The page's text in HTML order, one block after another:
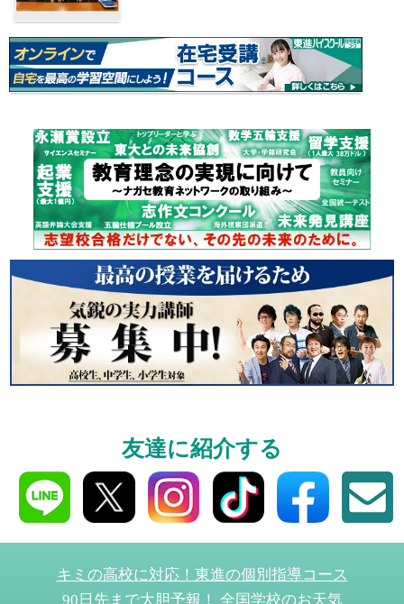
高3生・高2生・高1生対
東進の実力講師陣
導を今すぐ体験!!
個別相談
高3生・高2生・高1生と
受験や高校の成績
ください！
高3生・高2生・高1生対
資料請求・イベン
ら！
友達に紹介する
キミの高校に対応！東進の個別指導コース
90日先まで大胆予報！ 全国学校のお天気